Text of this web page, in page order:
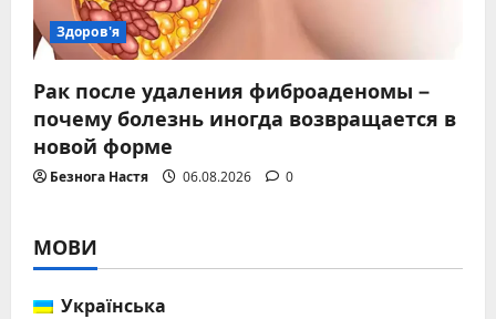
Здоров'я
Рак после удаления фиброаденомы –
почему болезнь иногда возвращается в
новой форме
Безнога Настя 06.08.2026 0
МОВИ
Українська